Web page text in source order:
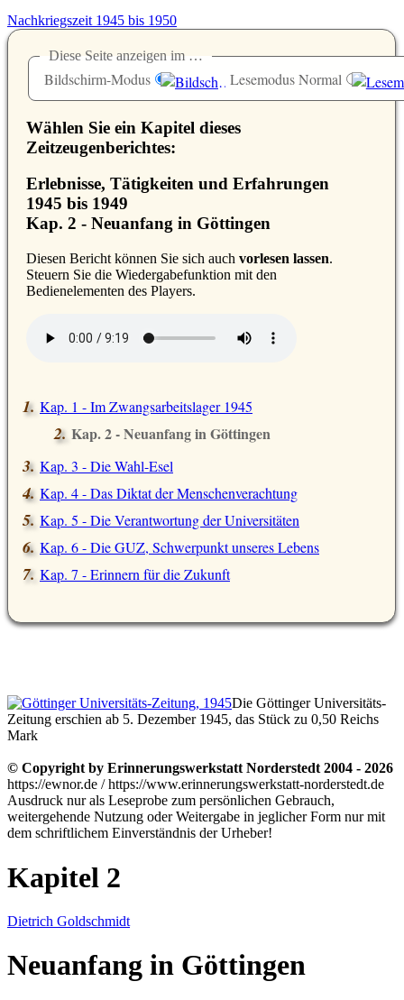
Nachkriegszeit 1945 bis 1950
Diese Seite anzeigen im …
Bildschirm-Modus Lesemodus Normal
Wählen Sie ein Kapitel dieses
Zeitzeugenberichtes:
Erlebnisse, Tätigkeiten und Erfahrungen
1945 bis 1949
Kap. 2 - Neuanfang in Göttingen
Diesen Bericht können Sie sich auch vorlesen lassen.
Steuern Sie die Wiedergabefunktion mit den
Bedienelementen des Players.
Kap. 1 - Im Zwangsarbeitslager 1945
Kap. 2 - Neuanfang in Göttingen
Kap. 3 - Die Wahl-Esel
Kap. 4 - Das Diktat der Menschenverachtung
Kap. 5 - Die Verantwortung der Universitäten
Kap. 6 - Die GUZ, Schwerpunkt unseres Lebens
Kap. 7 - Erinnern für die Zukunft
Die Göttinger Universitäts-
Zeitung erschien ab 5. Dezember 1945, das Stück zu 0,50 Reichs
Mark
© Copyright by Erinnerungswerkstatt Norderstedt 2004 - 2026
https://ewnor.de / https://www.erinnerungswerkstatt-norderstedt.de
Ausdruck nur als Leseprobe zum persönlichen Gebrauch,
weitergehende Nutzung oder Weitergabe in jeglicher Form nur mit
dem schriftlichem Einverständnis der Urheber!
Kapitel 2
Dietrich Goldschmidt
Neuanfang in Göttingen